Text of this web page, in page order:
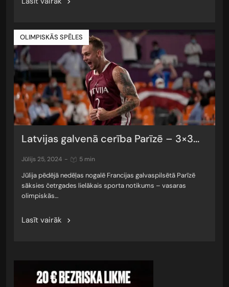
OLIMPISKĀS SPĒLES
Latvijas galvenā cerība Parīzē – 3×3...
jūlijs 25, 2024 - 5 min
Jūlija pēdējā nedēļas nogalē Francijas galvaspilsētā Parīzē
sāksies četrgades lielākais sporta notikums – vasaras
olimpiskās…
Lasīt vairāk